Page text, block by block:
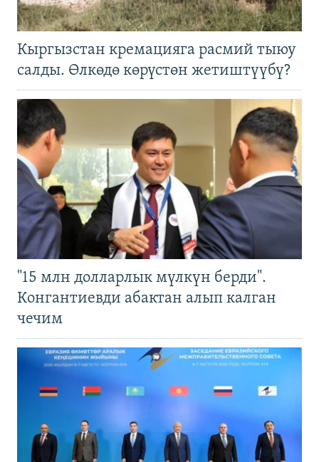
Кыргызстан кремацияга расмий тыюу
салды. Өлкөдө көрүстөн жетиштүүбү?
"15 млн долларлык мүлкүн берди".
Конгантиевди абактан алып калган
чечим